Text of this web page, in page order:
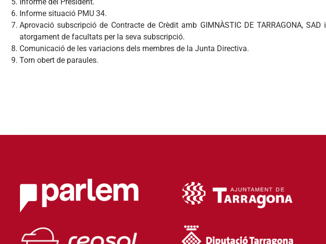
Informe situació PMU 34.
Aprovació subscripció de Contracte de Crèdit amb GIMNÀSTIC DE TARRAGONA, SAD i
atorgament de facultats per la seva subscripció.
Comunicació de les variacions dels membres de la Junta Directiva.
Torn obert de paraules.